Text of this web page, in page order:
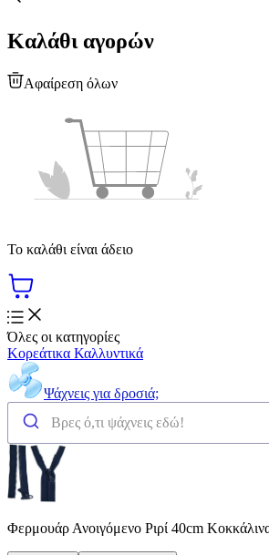
Καλάθι αγορών
Αφαίρεση όλων
Το καλάθι είναι άδειο
Όλες οι κατηγορίες
Κορεάτικα Καλλυντικά
Ψάχνεις για δροσιά;
Φερμουάρ Ανοιγόμενο Ριρί 40cm